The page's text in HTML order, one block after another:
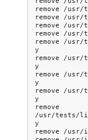
remove
/usr/
remove
/usr/
remove
/usr/
remove
/usr/
remove
/usr/
y
remove
/usr/
y
remove
/usr/
y
remove
/usr/
y
remove
/usr/tests/
y
remove
/usr/